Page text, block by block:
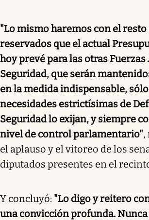
"Lo mismo haremos con el
reservados que el actual
hoy prevé para las otras Fuerzas
Seguridad, que serán
en la medida indispensable,
necesidades estrictísimas de
Seguridad lo exijan, y siempre
nivel de control parlamentario",
el aplauso y el vitoreo de los
diputados presentes en el
Y concluyó: "Lo digo y reitero
una convicción profunda. Nunca